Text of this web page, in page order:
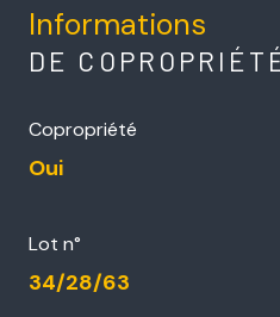
Informations
DE
Copropriété
Oui
Lot n°
34/28/63